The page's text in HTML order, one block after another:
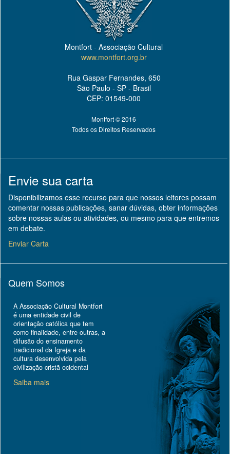
Montfort - Associação Cultural
www.montfort.org.br
Rua Gaspar Fernandes, 650
São Paulo - SP - Brasil
CEP: 01549-000
Montfort © 2016
Todos os Direitos Reservados
Envie sua carta
Disponibilizamos esse recurso para que nossos leitores possam
comentar nossas publicações, sanar dúvidas, obter informações
sobre nossas aulas ou atividades, ou mesmo para que entremos
em debate.
Enviar Carta
Quem Somos
A Associação Cultural Montfort
é uma entidade civil de
orientação católica que tem
como finalidade, entre outras, a
difusão do ensinamento
tradicional da Igreja e da
cultura desenvolvida pela
civilização cristã ocidental
Saiba mais